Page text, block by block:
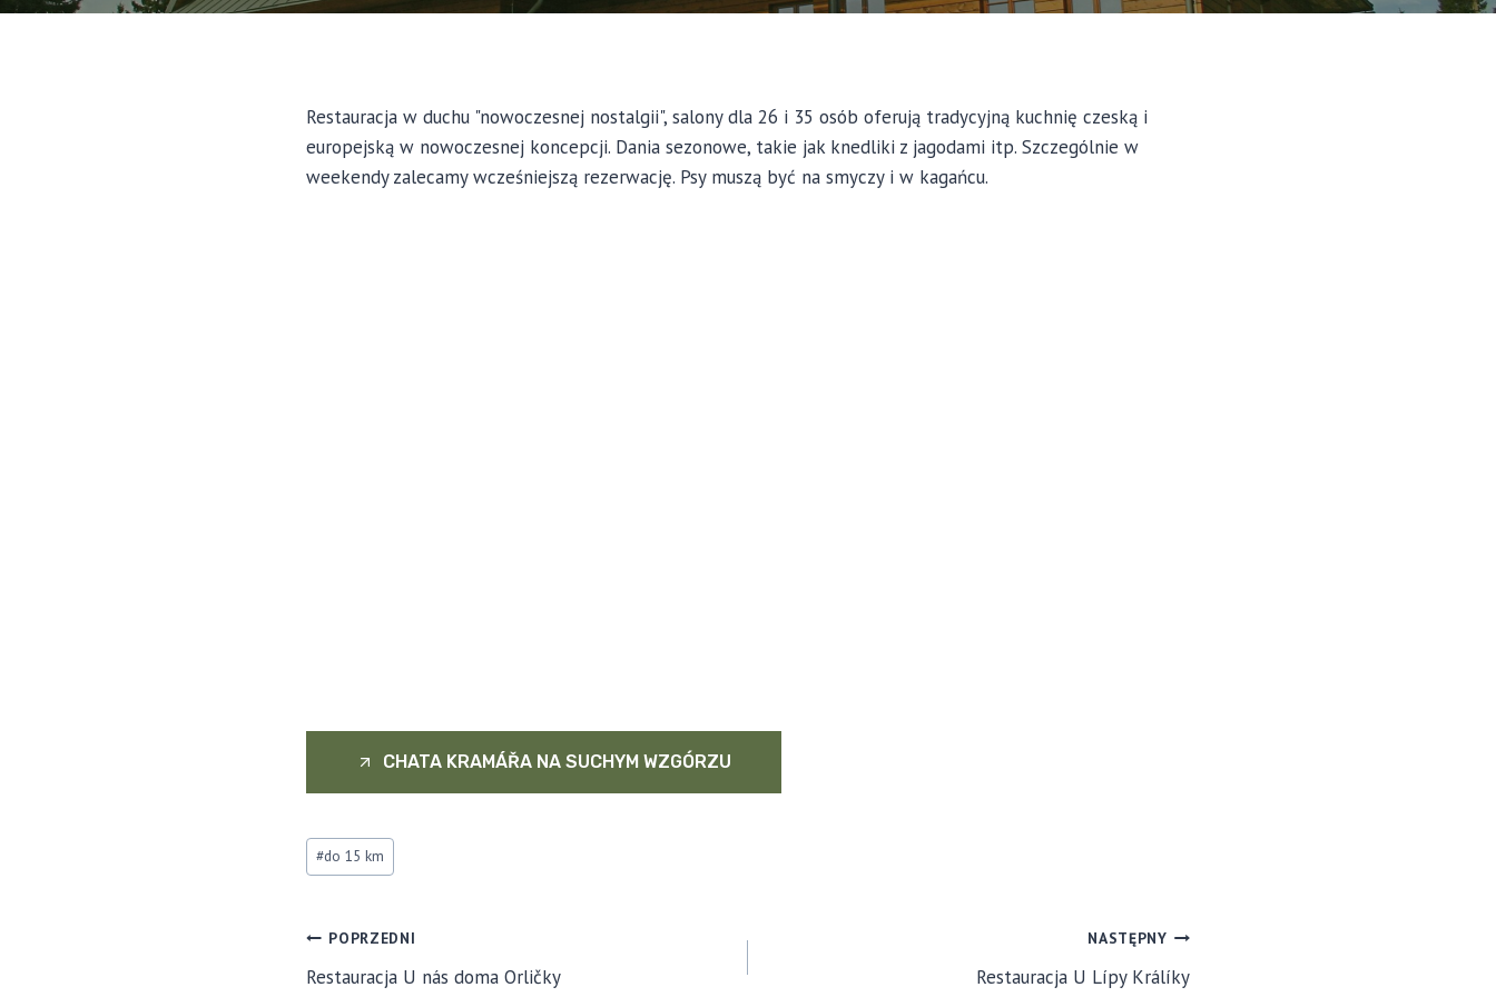
Restauracja w duchu "nowoczesnej nostalgii", salony dla 26 i 35 osób oferują tradycyjną kuchnię czeską i
europejską w nowoczesnej koncepcji. Dania sezonowe, takie jak knedliki z jagodami itp. Szczególnie w
weekendy zalecamy wcześniejszą rezerwację. Psy muszą być na smyczy i w kagańcu.
CHATA KRAMÁŘA NA SUCHYM WZGÓRZU
Tagi
postów:
#do 15 km
NAWIGACJA
POPRZEDNI
Restauracja U nás doma Orličky
NASTĘPNY
Restauracja U Lípy Králíky